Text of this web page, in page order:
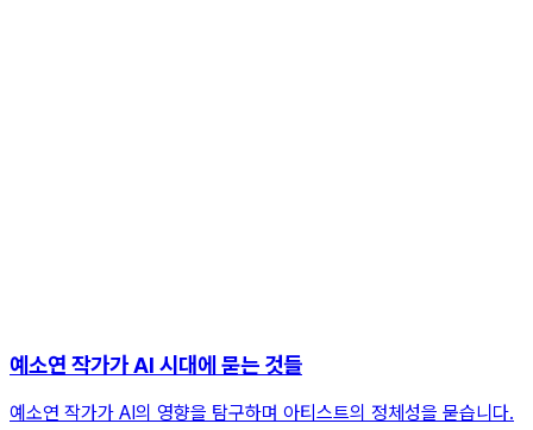
예소연 작가가 AI 시대에 묻는 것들
예소연 작가가 AI의 영향을 탐구하며 아티스트의 정체성을 묻습니다.